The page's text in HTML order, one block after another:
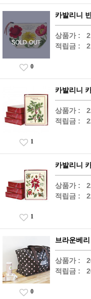
카발리니
상품가 :
적립금 :
0
카발리니
상품가 :
적립금 :
1
카발리니
상품가 :
적립금 :
1
브라운베
상품가 :
적립금 :
0